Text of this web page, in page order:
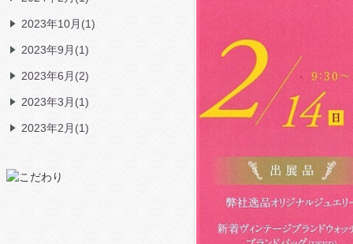
2023年10月(1)
2023年9月(1)
2023年6月(2)
2023年3月(1)
2023年2月(1)